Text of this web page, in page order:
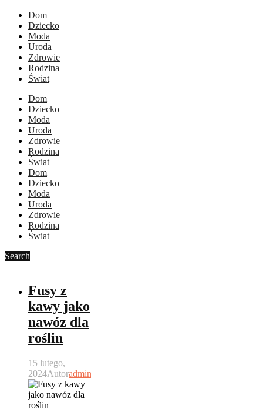
Dom
Dziecko
Moda
Uroda
Zdrowie
Rodzina
Świat
Dom
Dziecko
Moda
Uroda
Zdrowie
Rodzina
Świat
Dom
Dziecko
Moda
Uroda
Zdrowie
Rodzina
Świat
Search
Fusy z
kawy jako
nawóz dla
roślin
15 lutego,
2024Autoradmin